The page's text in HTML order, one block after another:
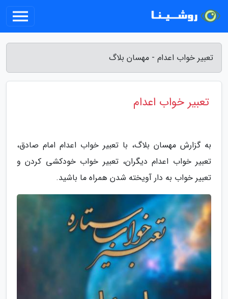
تعبیر خواب اعدام - مهسان بلاگ
تعبیر خواب اعدام
به گزارش مهسان بلاگ، با تعبیر خواب اعدام امام صادق،
تعبیر خواب اعدام دیگران، تعبیر خواب خودکشی کردن و
تعبیر خواب به دار آویخته شدن همراه ما باشید.